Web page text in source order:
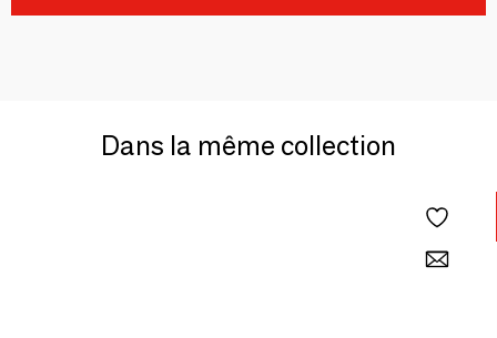
Dans la même collection